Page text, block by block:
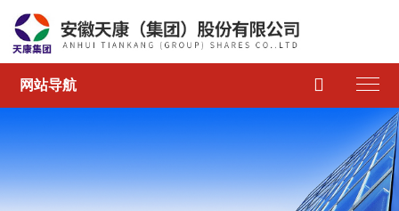
网站导航 